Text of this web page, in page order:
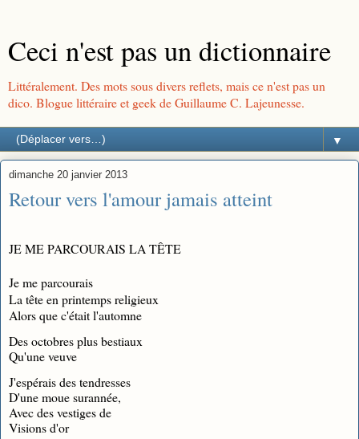
Ceci n'est pas un dictionnaire
Littéralement. Des mots sous divers reflets, mais ce n'est pas un
dico. Blogue littéraire et geek de Guillaume C. Lajeunesse.
▼
dimanche 20 janvier 2013
Retour vers l'amour jamais atteint
JE ME PARCOURAIS LA TÊTE
Je me parcourais
La tête en printemps religieux
Alors que c'était l'automne
Des octobres plus bestiaux
Qu'une veuve
J'espérais des tendresses
D'une moue surannée,
Avec des vestiges de
Visions d'or